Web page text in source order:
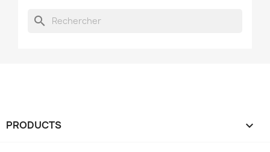
search
PRODUCTS 